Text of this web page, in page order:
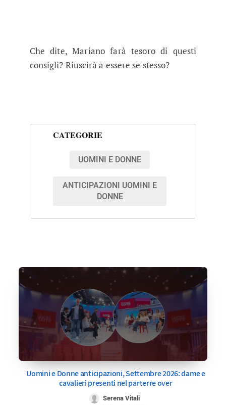
Che dite, Mariano farà tesoro di questi
consigli? Riuscirà a essere se stesso?
CATEGORIE
UOMINI E DONNE
ANTICIPAZIONI UOMINI E
DONNE
Uomini e Donne anticipazioni, Settembre 2026: dame e
cavalieri presenti nel parterre over
Serena Vitali